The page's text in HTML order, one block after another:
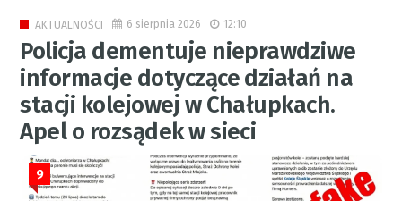
AKTUALNOŚCI 6 sierpnia 2026 12:10
Policja dementuje nieprawdziwe
informacje dotyczące działań na
stacji kolejowej w Chałupkach.
Apel o rozsądek w sieci
9